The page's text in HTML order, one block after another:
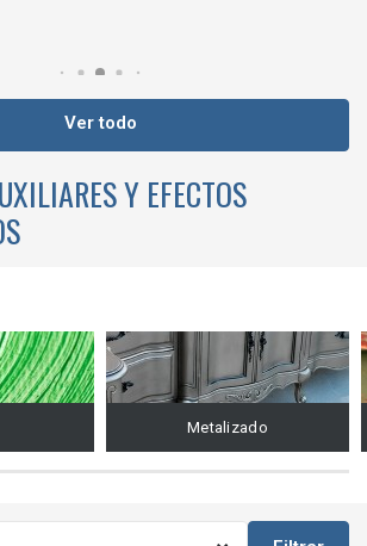
Ver todo
Y EFECTOS
Metalizado